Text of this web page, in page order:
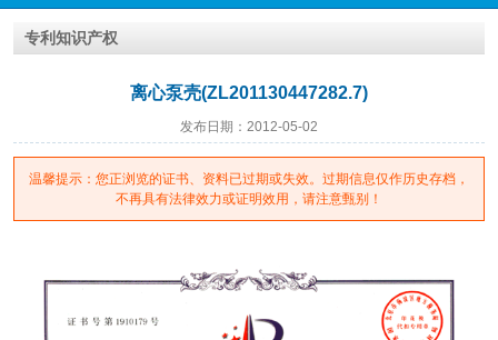
专利知识产权
离心泵壳(ZL201130447282.7)
发布日期：2012-05-02
温馨提示：您正浏览的证书、资料已过期或失效。过期信息仅作历史存档，
不再具有法律效力或证明效用，请注意甄别！